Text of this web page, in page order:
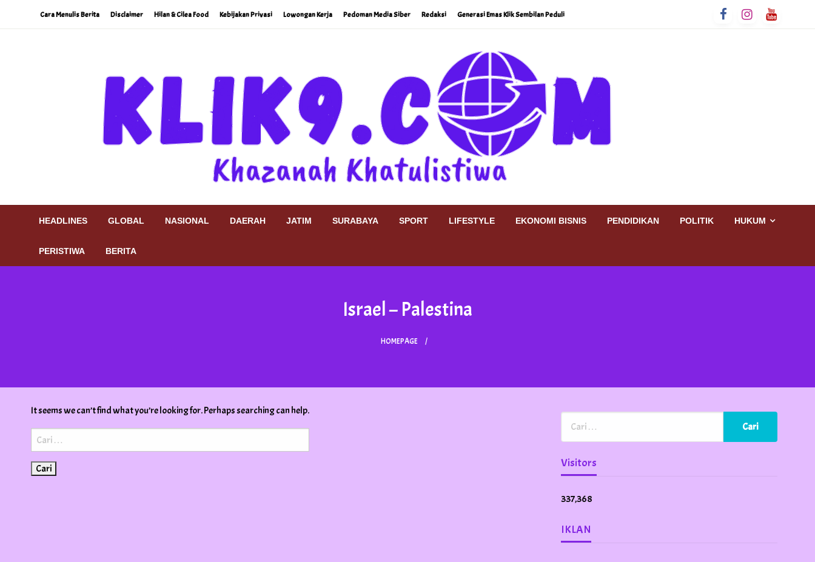
Cara Menulis Berita Disclaimer Hilan & Cilea Food Kebijakan Privasi Lowongan Kerja Pedoman Media Siber Redaksi Generasi Emas Klik Sembilan Peduli
Klik9Nine
HEADLINES GLOBAL NASIONAL DAERAH JATIM SURABAYA SPORT LIFESTYLE EKONOMI BISNIS PENDIDIKAN POLITIK HUKUM
PERISTIWA BERITA
Israel – Palestina
HOMEPAGE
It seems we can’t find what you’re looking for. Perhaps searching can help.
Cari
untuk:
Visitors
337,368
IKLAN